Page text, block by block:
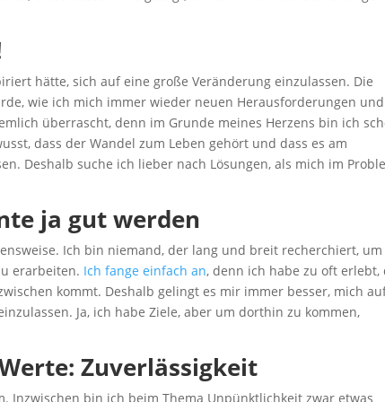
hätte, sich auf eine große Veränderung einzulassen. Die
wie ich mich immer wieder neuen Herausforderungen und
überrascht, denn im Grunde meines Herzens bin ich
dass der Wandel zum Leben gehört und dass es am
Deshalb suche ich lieber nach Lösungen, als mich im
ja gut werden
Ich bin niemand, der lang und breit recherchiert, um
erarbeiten. Ich fange einfach an, denn ich habe zu oft erlebt,
kommt. Deshalb gelingt es mir immer besser, mich
Ja, ich habe Ziele, aber um dorthin zu kommen,
Zuverlässigkeit
Inzwischen bin ich beim Thema Unpünktlichkeit zwar etwas